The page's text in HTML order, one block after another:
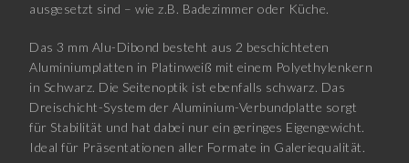
ausgesetzt sind – wie z.B. Badezimmer oder Küche.
Das 3 mm Alu-Dibond besteht aus 2 beschichteten
Aluminiumplatten in Platinweiß mit einem Polyethylenkern
in Schwarz. Die Seitenoptik ist ebenfalls schwarz. Das
Dreischicht-System der Aluminium-Verbundplatte sorgt
für Stabilität und hat dabei nur ein geringes Eigengewicht.
Ideal für Präsentationen aller Formate in Galeriequalität.